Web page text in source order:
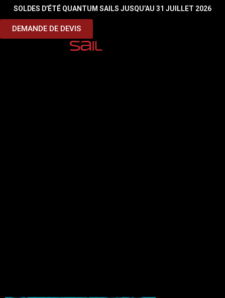
SOLDES D’ÉTÉ QUANTUM SAILS JUSQU’AU 31 JUILLET 2026
Sous titre
DEMANDE DE DEVIS